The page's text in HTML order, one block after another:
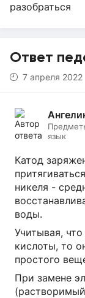
разобраться
Ответ
7 апреля 2022
язык
Катод
никеля -
воды.
Учитывая,
кислоты, то
простого
При замене